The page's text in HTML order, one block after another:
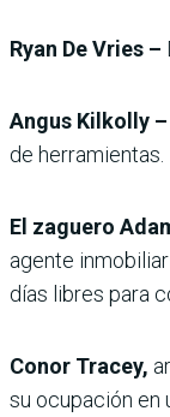
Ryan De Vries –
Angus Kilkolly –
de herramientas.
El zaguero
agente
días libres para
Conor Tracey,
su ocupación en